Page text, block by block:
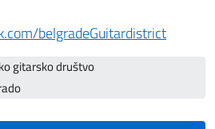
belgradeGuitardistrict
gitarsko društvo